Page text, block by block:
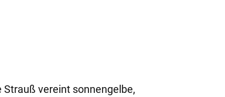
vereint sonnengelbe,